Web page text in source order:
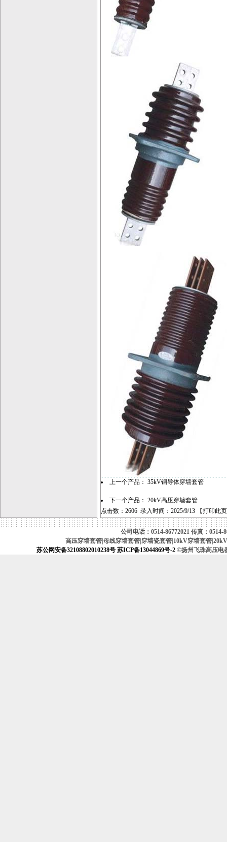
上一个产品： 35kV铜导体穿墙套管
下一个产品： 20kV高压穿墙套管
点击数：2606 录入时间：2025/9/13 【打印此页
公司电话：0514-86772021 传真：0514-
高压穿墙套管|母线穿墙套管|穿墙瓷套管|10kV穿墙套管
苏公网安备32108802010238号 苏ICP备13044869号-2 ©扬州飞珠高压电